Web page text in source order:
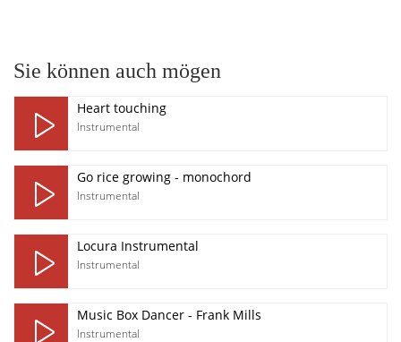
Sie können auch mögen
Heart touching
Instrumental
Go rice growing - monochord
Instrumental
Locura Instrumental
Instrumental
Music Box Dancer - Frank Mills
Instrumental